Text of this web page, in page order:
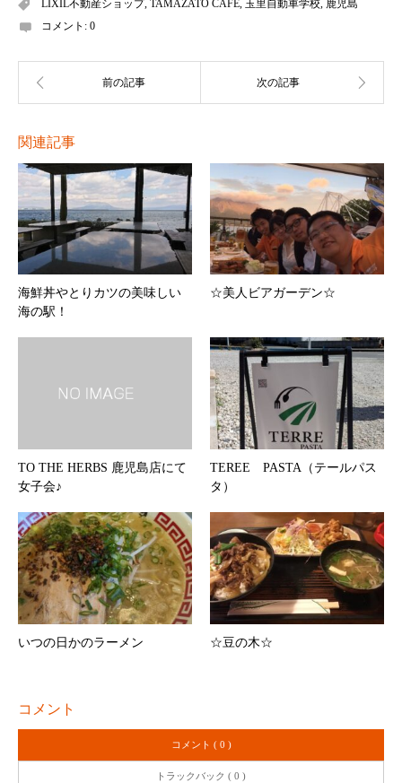
LIXIL不動産ショップ TAMAZATO CAFE 玉里自動車学校 鹿児島
コメント: 0
関連記事
海鮮丼やとりカツの美味しい
海の駅！
☆美人ビアガーデン☆
TO THE HERBS 鹿児島店にて
女子会♪
TEREE PASTA（テールパス
タ）
いつの日かのラーメン ☆豆の木☆
コメント
コメント ( 0 )
トラックバック ( 0 )